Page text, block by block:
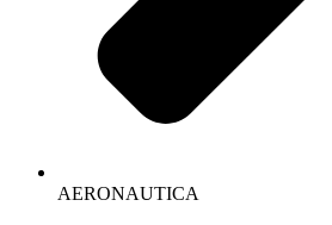
AERONAUTICA